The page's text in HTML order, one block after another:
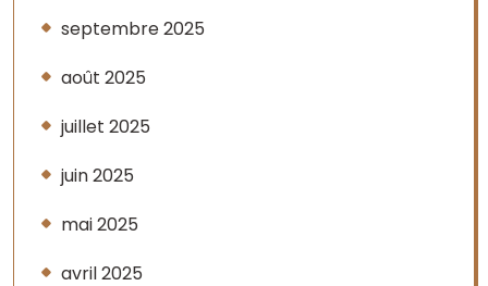
septembre 2025
août 2025
juillet 2025
juin 2025
mai 2025
avril 2025